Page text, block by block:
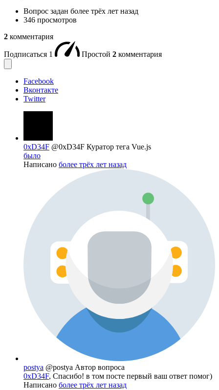
Вопрос задан более трёх лет назад
346 просмотров
2 комментария
Подписаться 1 Простой 2 комментария
Facebook
Вконтакте
Twitter
0xD34F @0xD34F Куратор тега Vue.js
было
Написано более трёх лет назад
postya @postya Автор вопроса
0xD34F, Спасибо! в том посте первый ваш ответ помог)
Написано более трёх лет назад